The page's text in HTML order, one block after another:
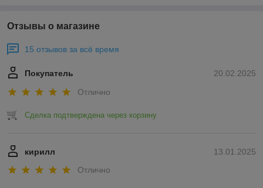
Отзывы о магазине
15 отзывов за всё время
20.02.2025
Покупатель
Отлично
Сделка подтверждена через корзину
13.01.2025
кирилл
Отлично